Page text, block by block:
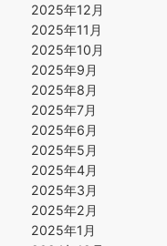
2025年12月
2025年11月
2025年10月
2025年9月
2025年8月
2025年7月
2025年6月
2025年5月
2025年4月
2025年3月
2025年2月
2025年1月